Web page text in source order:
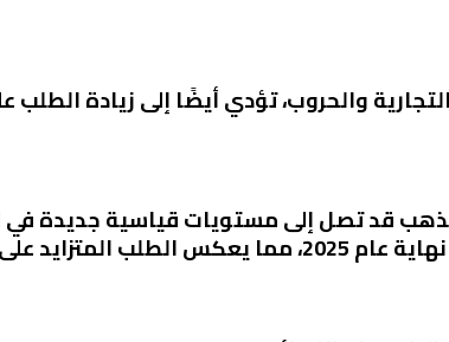
والحروب، تؤدي أيضًا إلى زيادة
قد تصل إلى مستويات قياسية جديدة